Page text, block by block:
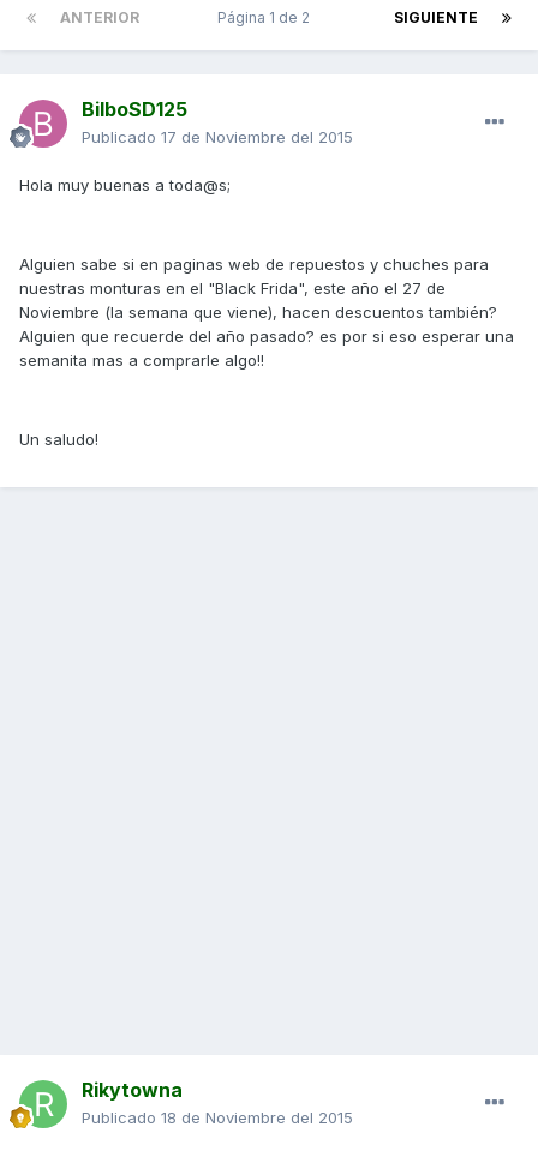
ANTERIOR SIGUIENTE
Página 1 de 2
BilboSD125
Publicado 17 de Noviembre del 2015
Hola muy buenas a toda@s;
Alguien sabe si en paginas web de repuestos y chuches para
nuestras monturas en el "Black Frida", este año el 27 de
Noviembre (la semana que viene), hacen descuentos también?
Alguien que recuerde del año pasado? es por si eso esperar una
semanita mas a comprarle algo!!
Un saludo!
Rikytowna
Publicado 18 de Noviembre del 2015